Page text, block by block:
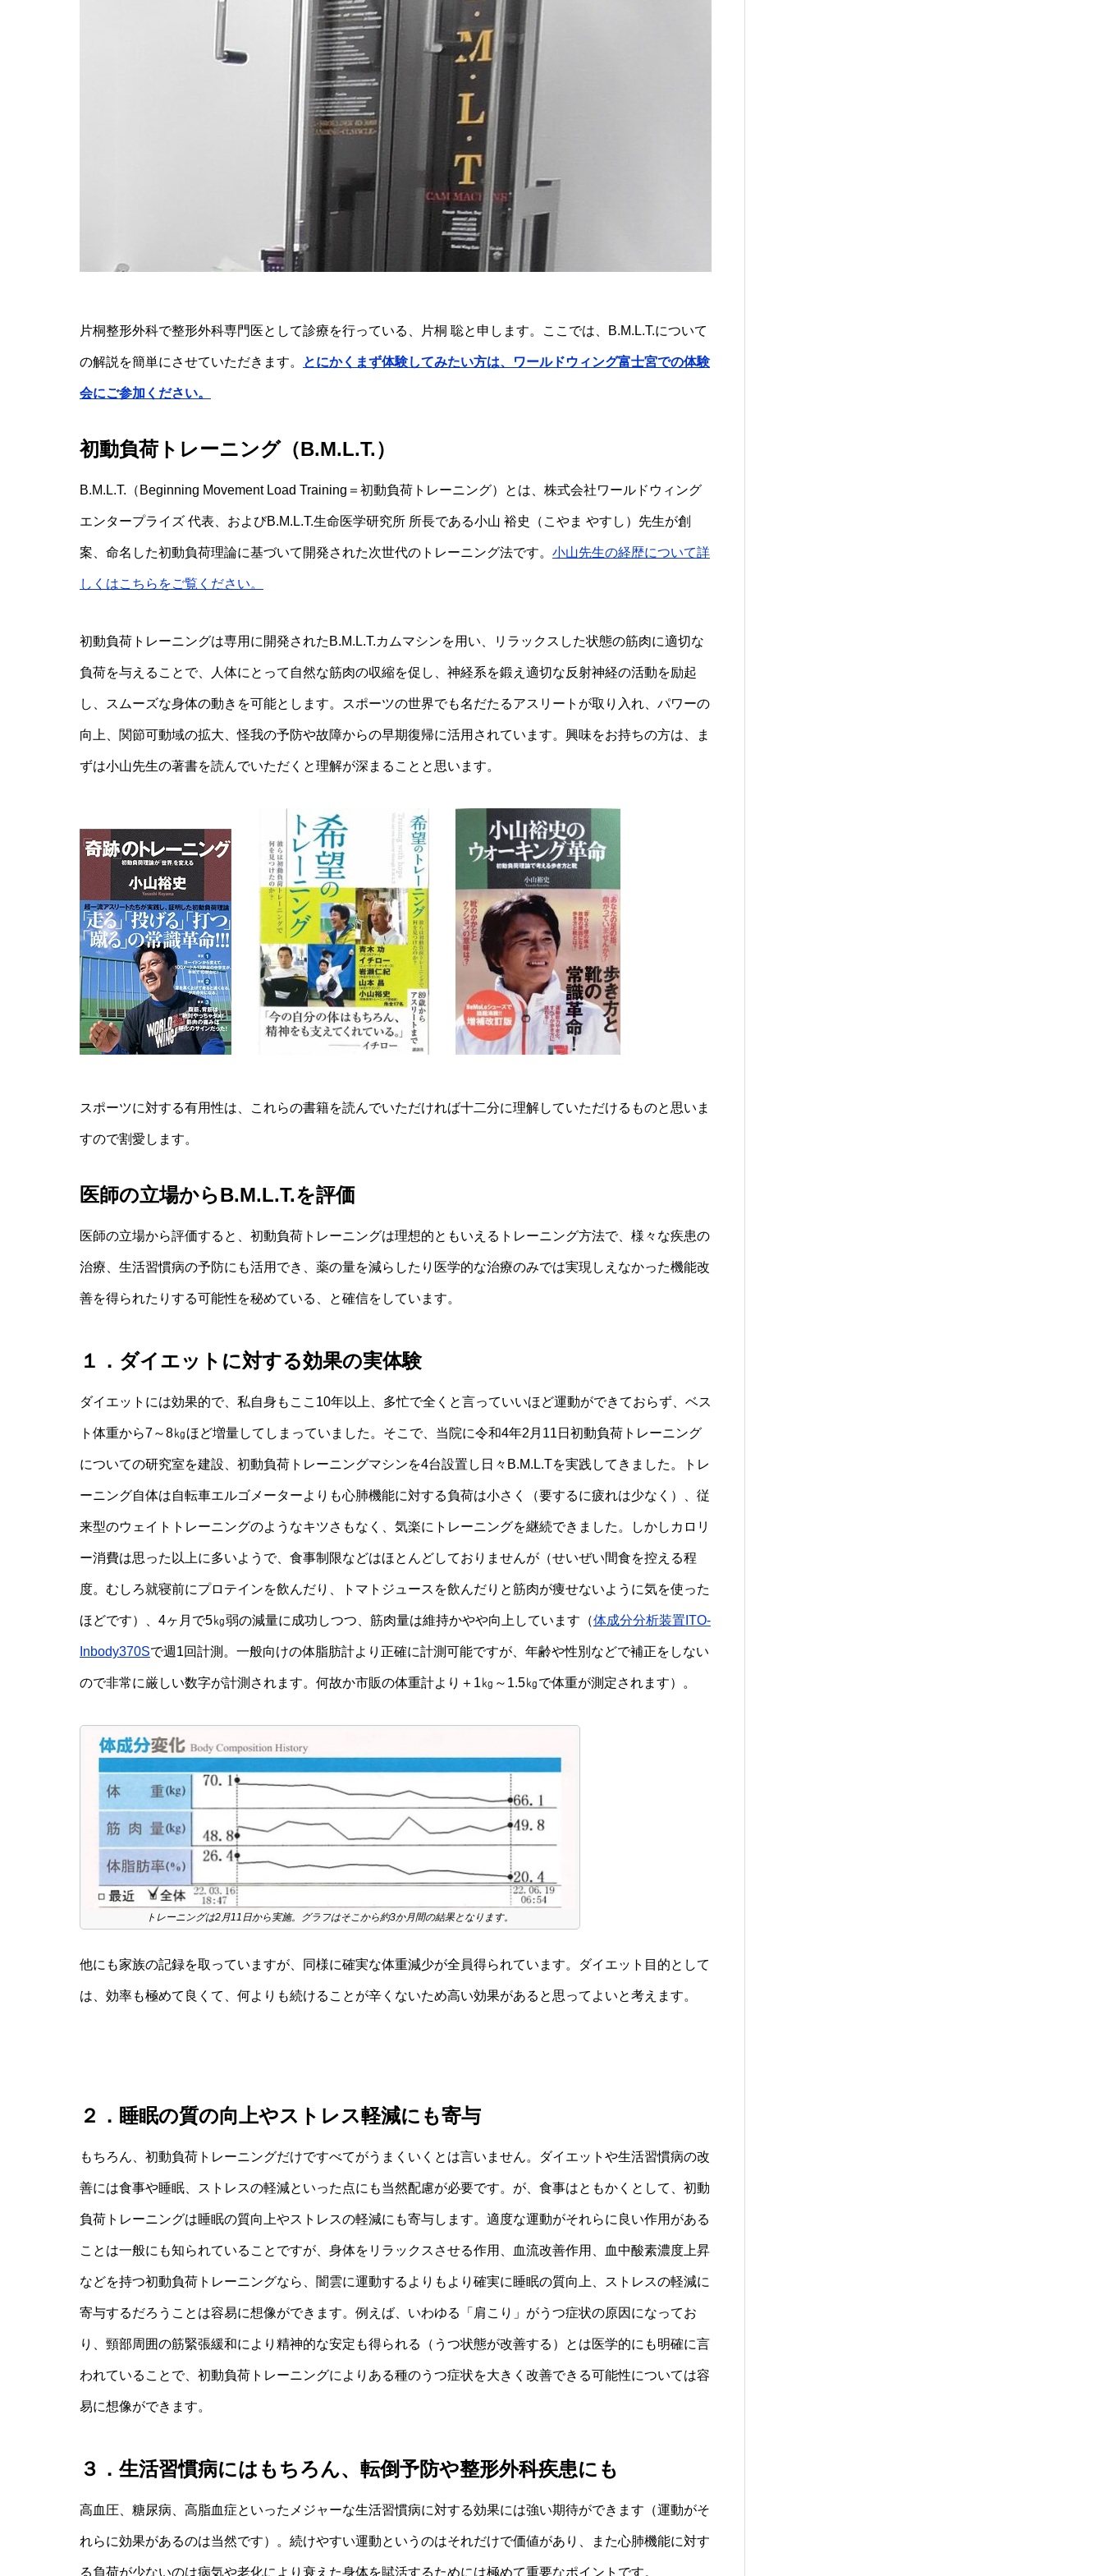
片桐整形外科で整形外科専門医として診療を行っている、片桐 聡と申します。ここでは、B.M.L.T.について
の解説を簡単にさせていただきます。 とにかくまず体験してみたい方は、ワールドウィング富士宮での体験
会にご参加ください。
初動負荷トレーニング（B.M.L.T.）
B.M.L.T.（Beginning Movement Load Training＝初動負荷トレーニング）とは、株式会社ワールドウィング
エンタープライズ 代表、およびB.M.L.T.生命医学研究所 所長である小山 裕史（こやま やすし）先生が創
案、命名した初動負荷理論に基づいて開発された次世代のトレーニング法です。 小山先生の経歴について詳
しくはこちらをご覧ください。
初動負荷トレーニングは専用に開発されたB.M.L.T.カムマシンを用い、リラックスした状態の筋肉に適切な
負荷を与えることで、人体にとって自然な筋肉の収縮を促し、神経系を鍛え適切な反射神経の活動を励起
し、スムーズな身体の動きを可能とします。スポーツの世界でも名だたるアスリートが取り入れ、パワーの
向上、関節可動域の拡大、怪我の予防や故障からの早期復帰に活用されています。興味をお持ちの方は、ま
ずは小山先生の著書を読んでいただくと理解が深まることと思います。
スポーツに対する有用性は、これらの書籍を読んでいただければ十二分に理解していただけるものと思いま
すので割愛します。
医師の立場からB.M.L.T.を評価
医師の立場から評価すると、初動負荷トレーニングは理想的ともいえるトレーニング方法で、様々な疾患の
治療、生活習慣病の予防にも活用でき、薬の量を減らしたり医学的な治療のみでは実現しえなかった機能改
善を得られたりする可能性を秘めている、と確信をしています。
１．ダイエットに対する効果の実体験
ダイエットには効果的で、私自身もここ10年以上、多忙で全くと言っていいほど運動ができておらず、ベス
ト体重から7～8㎏ほど増量してしまっていました。そこで、当院に令和4年2月11日初動負荷トレーニング
についての研究室を建設、初動負荷トレーニングマシンを4台設置し日々B.M.L.Tを実践してきました。トレ
ーニング自体は自転車エルゴメーターよりも心肺機能に対する負荷は小さく（要するに疲れは少なく）、従
来型のウェイトトレーニングのようなキツさもなく、気楽にトレーニングを継続できました。しかしカロリ
ー消費は思った以上に多いようで、食事制限などはほとんどしておりませんが（せいぜい間食を控える程
度。むしろ就寝前にプロテインを飲んだり、トマトジュースを飲んだりと筋肉が痩せないように気を使った
ほどです）、4ヶ月で5㎏弱の減量に成功しつつ、筋肉量は維持かやや向上しています（体成分分析装置ITO-
Inbody370Sで週1回計測。一般向けの体脂肪計より正確に計測可能ですが、年齢や性別などで補正をしない
ので非常に厳しい数字が計測されます。何故か市販の体重計より＋1㎏～1.5㎏で体重が測定されます）。
トレーニングは2月11日から実施。グラフはそこから約3か月間の結果となります。
他にも家族の記録を取っていますが、同様に確実な体重減少が全員得られています。ダイエット目的として
は、効率も極めて良くて、何よりも続けることが辛くないため高い効果があると思ってよいと考えます。
２．睡眠の質の向上やストレス軽減にも寄与
もちろん、初動負荷トレーニングだけですべてがうまくいくとは言いません。ダイエットや生活習慣病の改
善には食事や睡眠、ストレスの軽減といった点にも当然配慮が必要です。が、食事はともかくとして、初動
負荷トレーニングは睡眠の質向上やストレスの軽減にも寄与します。適度な運動がそれらに良い作用がある
ことは一般にも知られていることですが、身体をリラックスさせる作用、血流改善作用、血中酸素濃度上昇
などを持つ初動負荷トレーニングなら、闇雲に運動するよりもより確実に睡眠の質向上、ストレスの軽減に
寄与するだろうことは容易に想像ができます。例えば、いわゆる「肩こり」がうつ症状の原因になってお
り、頸部周囲の筋緊張緩和により精神的な安定も得られる（うつ状態が改善する）とは医学的にも明確に言
われていることで、初動負荷トレーニングによりある種のうつ症状を大きく改善できる可能性については容
易に想像ができます。
３．生活習慣病にはもちろん、転倒予防や整形外科疾患にも
高血圧、糖尿病、高脂血症といったメジャーな生活習慣病に対する効果には強い期待ができます（運動がそ
れらに効果があるのは当然です）。続けやすい運動というのはそれだけで価値があり、また心肺機能に対す
る負荷が少ないのは病気や老化により衰えた身体を賦活するためには極めて重要なポイントです。